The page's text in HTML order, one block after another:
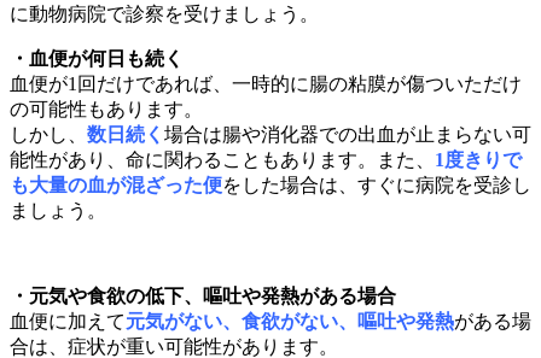
に動物病院で診察を受けましょう。
・血便が何日も続く
血便が1回だけであれば、一時的に腸の粘膜が傷ついただけ
の可能性もあります。
しかし、 数日続く 場合は腸や消化器での出血が止まらない可
能性があり、命に関わることもあります。また、 1度きりで
も大量の血が混ざった便をした場合は、すぐに病院を受診し
ましょう。
・元気や食欲の低下、嘔吐や発熱がある場合
血便に加えて元気がない、食欲がない、嘔吐や発熱がある場
合は、症状が重い可能性があります。